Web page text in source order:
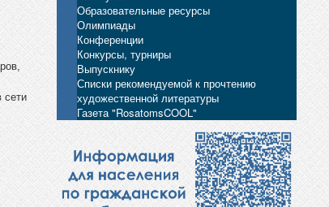
сети
Образовательные ресурсы
Олимпиады
Конференции
Конкурсы, турниры
Выпускнику
Списки рекомендуемой к прочтению
художественной литературы
Газета "RosatomsCOOL"